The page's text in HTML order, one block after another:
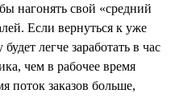
нагонять свой «средний
Если вернуться к уже
легче заработать в час
чем в рабочее время
поток заказов больше,